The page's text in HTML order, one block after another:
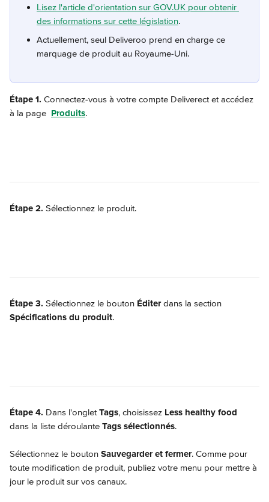
Lisez l'article d'orientation sur GOV.UK pour obtenir
des informations sur cette législation.
Actuellement, seul Deliveroo prend en charge ce
marquage de produit au Royaume-Uni.
Étape 1. Connectez-vous à votre compte Deliverect et accédez
à la page Produits.
Étape 2. Sélectionnez le produit.
Étape 3. Sélectionnez le bouton Éditer dans la section
Spécifications du produit.
Étape 4. Dans l'onglet Tags, choisissez Less healthy food
dans la liste déroulante Tags sélectionnés.
Sélectionnez le bouton Sauvegarder et fermer. Comme pour
toute modification de produit, publiez votre menu pour mettre à
jour le produit sur vos canaux.